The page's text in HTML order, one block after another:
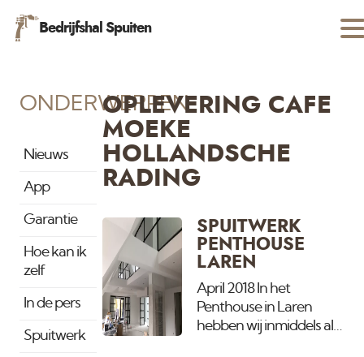
Bedrijfshal Spuiten
ONDERWERPEN
Nieuws
App
Garantie
Hoe kan ik
zelf
In de pers
Spuitwerk
OPLEVERING CAFE
MOEKE
HOLLANDSCHE
RADING
SPUITWERK
PENTHOUSE
LAREN
April 2018 In het
Penthouse in Laren
hebben wij inmiddels alle